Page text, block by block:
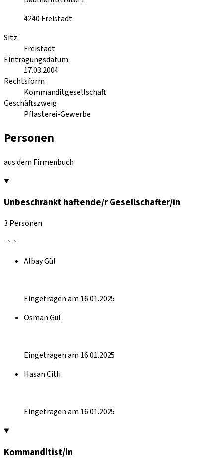
4240 Freistadt
Sitz
Freistadt
Eintragungsdatum
17.03.2004
Rechtsform
Kommanditgesellschaft
Geschäftszweig
Pflasterei-Gewerbe
Personen
aus dem Firmenbuch
Unbeschränkt haftende/r Gesellschafter/in
3 Personen
Albay Gül
Eingetragen am 16.01.2025
Osman Gül
Eingetragen am 16.01.2025
Hasan Citli
Eingetragen am 16.01.2025
Kommanditist/in